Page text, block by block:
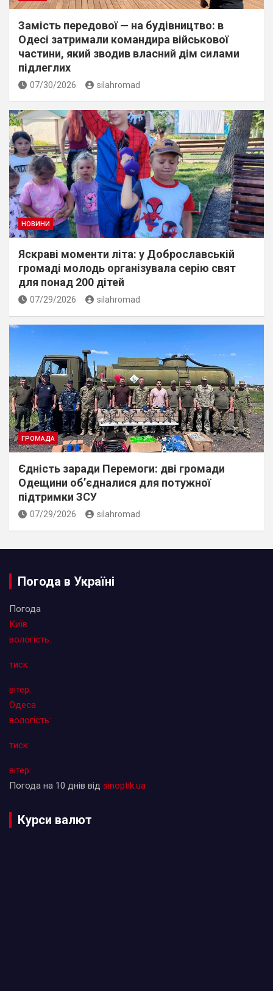
Замість передової — на будівництво: в
Одесі затримали командира військової
частини, який зводив власний дім силами
підлеглих
07/30/2026 silahromad
НОВИНИ
Яскраві моменти літа: у Доброславській
громаді молодь організувала серію свят
для понад 200 дітей
07/29/2026 silahromad
ГРОМАДА
Єдність заради Перемоги: дві громади
Одещини об’єдналися для потужної
підтримки ЗСУ
07/29/2026 silahromad
Погода в Україні
Погода
Київ
вологість:
тиск:
вітер:
Одеса
вологість:
тиск:
вітер:
Погода на 10 днів від sinoptik.ua
Курси валют